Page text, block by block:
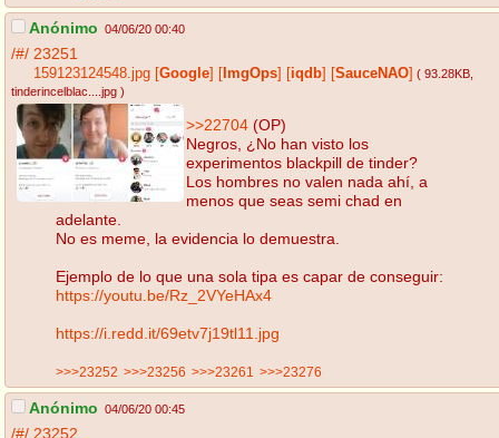
Anónimo 04/06/20 00:40
/#/ 23251
159123124548.jpg Google ImgOps iqdb SauceNAO ( 93.28KB
tinderincelblac....jpg )
>>22704 (OP)
Negros, ¿No han visto los
experimentos blackpill de tinder?
Los hombres no valen nada ahí, a
menos que seas semi chad en
adelante.
No es meme, la evidencia lo demuestra.
Ejemplo de lo que una sola tipa es capar de conseguir:
https://youtu.be/Rz_2VYeHAx4
https://i.redd.it/69etv7j19tl11.jpg
>>>23252 >>>23256 >>>23261 >>>23276
Anónimo 04/06/20 00:45
/#/ 23252